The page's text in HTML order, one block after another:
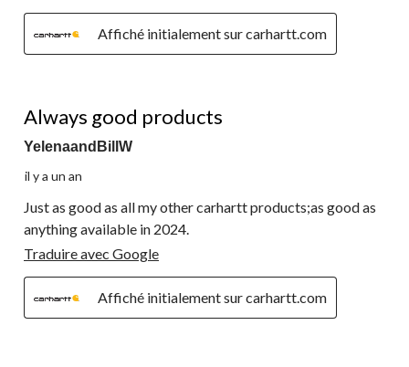
Affiché initialement sur carhartt.com
Always good products
YelenaandBillW
il y a un an
Just as good as all my other carhartt products;as good as
anything available in 2024.
Traduire avec Google
Affiché initialement sur carhartt.com